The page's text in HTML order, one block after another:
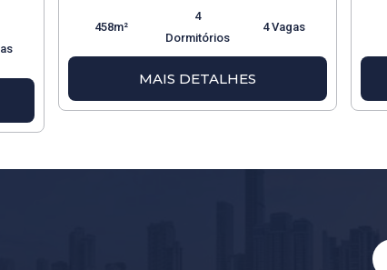
458m²
4
Dormitórios
4 Vagas
MAIS DETALHES